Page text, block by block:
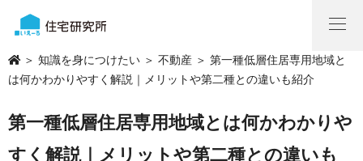
＞ 知識を身につけたい ＞ 不動産 ＞ 第一種低層住居専用地域と
は何かわかりやすく解説｜メリットや第二種との違いも紹介
第一種低層住居専用地域とは何かわかりや
すく解説｜メリットや第二種との違いも